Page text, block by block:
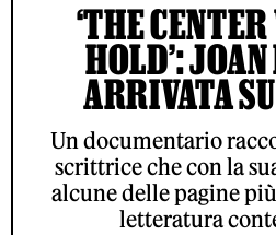
‘THE
HOLD’:
ARRIVATA
Un documentario
scrittrice che con la
alcune delle pagine
letteratura